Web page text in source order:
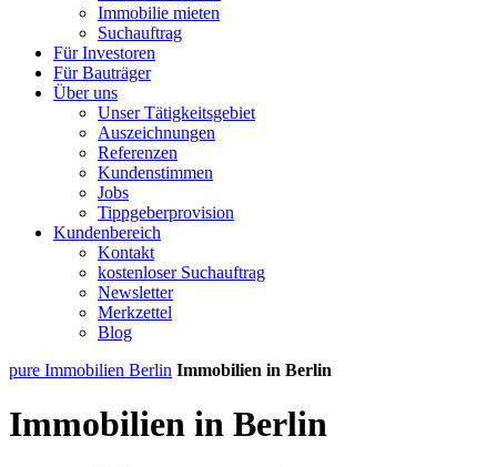
Immobilie mieten
Suchauftrag
Für Investoren
Für Bauträger
Über uns
Unser Tätigkeitsgebiet
Auszeichnungen
Referenzen
Kundenstimmen
Jobs
Tippgeberprovision
Kundenbereich
Kontakt
kostenloser Suchauftrag
Newsletter
Merkzettel
Blog
pure Immobilien Berlin Immobilien in Berlin
Immobilien in Berlin